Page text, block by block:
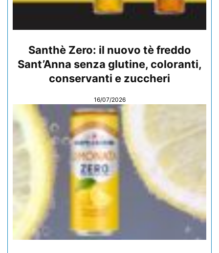
Santhè Zero: il nuovo tè freddo
Sant’Anna senza glutine, coloranti,
conservanti e zuccheri
16/07/2026